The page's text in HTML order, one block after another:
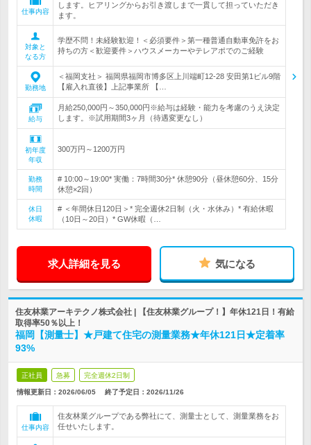
仕事内容
します。ヒアリングからお引き渡しまで一貫して担っていただき
ます。
対象と
なる方
学歴不問！未経験歓迎！＜必須要件＞第一種普通自動車免許をお
持ちの方＜歓迎要件＞ハウスメーカーやテレアポでのご経験
勤務地
＜福岡支社＞ 福岡県福岡市博多区上川端町12-28 安田第1ビル9階
【雇入れ直後】上記事業所 【…
給与
月給250,000円～350,000円※給与は経験・能力を考慮のうえ決定
します。※試用期間3ヶ月（待遇変更なし）
初年度
年収
300万円～1200万円
勤務
時間
# 10:00～19:00* 実働：7時間30分* 休憩90分（昼休憩60分、15分
休憩×2回）
休日
休暇
# ＜年間休日120日＞* 完全週休2日制（火・水休み）* 有給休暇
（10日～20日）* GW休暇（…
求人詳細を見る 気になる
住友林業アーキテクノ株式会社 | 【住友林業グループ！】年休121日！有給
取得率50％以上！
福岡【測量士】★戸建て住宅の測量業務★年休121日★定着率
93%
正社員 急募 完全週休2日制
情報更新日：2026/06/05 終了予定日： 2026/11/26
仕事内容
住友林業グループである弊社にて、測量士として、測量業務をお
任せいたします。